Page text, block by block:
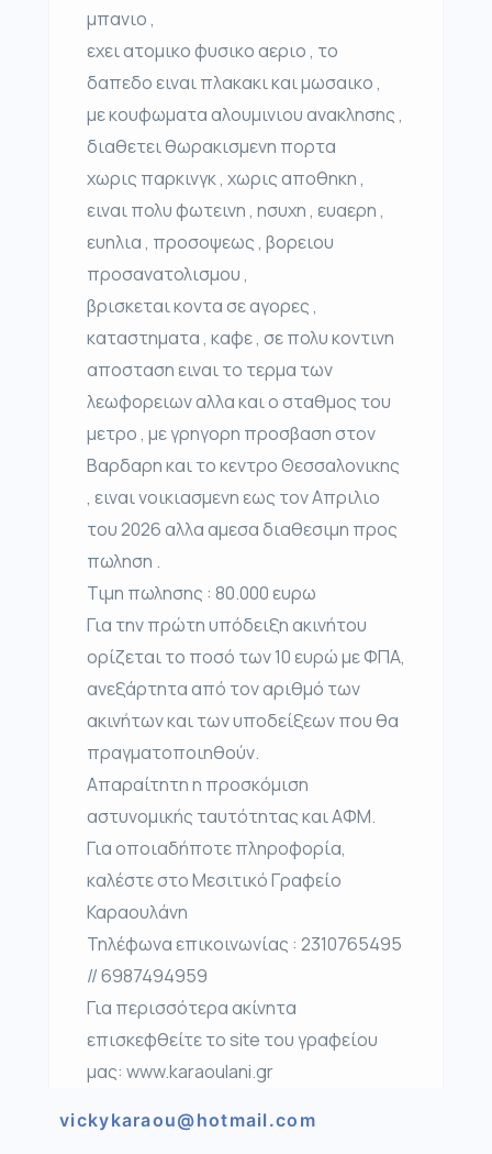
μπανιο ,
εχει ατομικο φυσικο αεριο , το
δαπεδο ειναι πλακακι και μωσαικο ,
με κουφωματα αλουμινιου ανακλησης ,
διαθετει θωρακισμενη πορτα
χωρις παρκινγκ , χωρις αποθηκη ,
ειναι πολυ φωτεινη , ησυχη , ευαερη ,
ευηλια , προσοψεως , βορειου
προσανατολισμου ,
βρισκεται κοντα σε αγορες ,
καταστηματα , καφε , σε πολυ κοντινη
αποσταση ειναι το τερμα των
λεωφορειων αλλα και ο σταθμος του
μετρο , με γρηγορη προσβαση στον
Βαρδαρη και το κεντρο Θεσσαλονικης
, ειναι νοικιασμενη εως τον Απριλιο
του 2026 αλλα αμεσα διαθεσιμη προς
πωληση .
Τιμη πωλησης : 80.000 ευρω
Για την πρώτη υπόδειξη ακινήτου
ορίζεται το ποσό των 10 ευρώ με ΦΠΑ,
ανεξάρτητα από τον αριθμό των
ακινήτων και των υποδείξεων που θα
πραγματοποιηθούν.
Απαραίτητη η προσκόμιση
αστυνομικής ταυτότητας και ΑΦΜ.
Για οποιαδήποτε πληροφορία,
καλέστε στο Μεσιτικό Γραφείο
Καραουλάνη
Τηλέφωνα επικοινωνίας : 2310765495
// 6987494959
Για περισσότερα ακίνητα
επισκεφθείτε το site του γραφείου
μας: www.karaoulani.gr
vickykaraou@hotmail.com